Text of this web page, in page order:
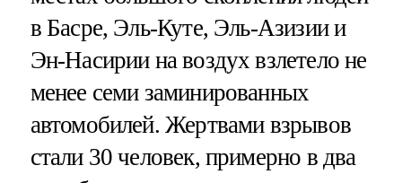
в Басре, Эль-Куте, Эль-Азизии и
Эн-Насирии на воздух взлетело не
менее семи заминированных
автомобилей. Жертвами взрывов
стали 30 человек, примерно в два